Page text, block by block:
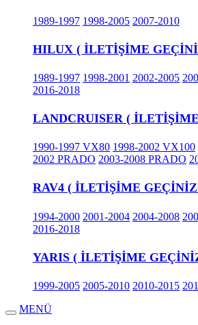
1989-1997 1998-2005 2007-2010
HILUX ( İLETİŞİME
1989-1997 1998-2001 2002-2005
2016-2018
LANDCRUISER (
1990-1997 VX80 1998-2002 VX100
2002 PRADO 2003-2008 PRADO
RAV4 ( İLETİŞİME
1994-2000 2001-2004 2004-2008
2016-2018
YARIS ( İLETİŞİME
1999-2005 2005-2010 2010-2015
MENÜ